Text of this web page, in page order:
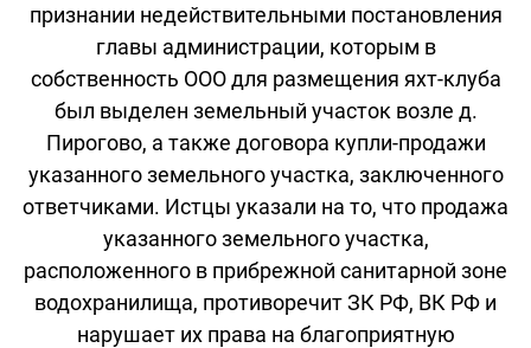
признании недействительными постановления
главы администрации, которым в
собственность ООО для размещения яхт-клуба
был выделен земельный участок возле д.
Пирогово, а также договора купли-продажи
указанного земельного участка, заключенного
ответчиками. Истцы указали на то, что продажа
указанного земельного участка,
расположенного в прибрежной санитарной зоне
водохранилища, противоречит ЗК РФ, ВК РФ и
нарушает их права на благоприятную